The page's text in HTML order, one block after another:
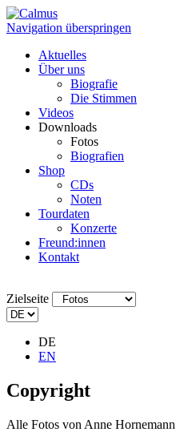
Navigation überspringen
Aktuelles
Über uns
Biografie
Die Stimmen
Videos
Downloads
Fotos
Biografien
Shop
CDs
Noten
Tourdaten
Konzerte
Freund:innen
Kontakt
Zielseite
DE
EN
Copyright
Alle Fotos von Anne Hornemann